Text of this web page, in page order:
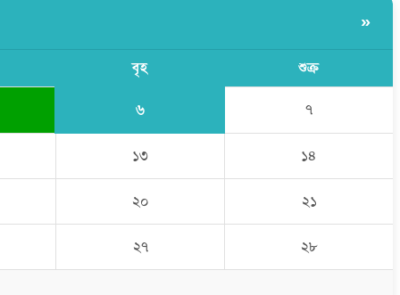
»
বৃহ শুক্র
৬ ৭
১৩ ১৪
২০ ২১
২৭ ২৮